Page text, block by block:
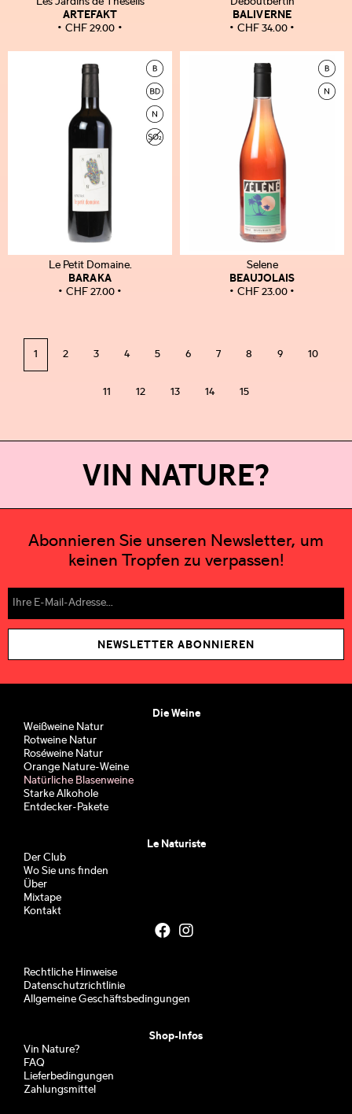
ARTEFAKT
CHF29.00
BALIVERNE
CHF34.00
Le Petit Domaine.
BARAKA
CHF27.00
Selene
BEAUJOLAIS
CHF23.00
1 2 3 4 5 6 7 8 9 10
11 12 13 14 15
VIN NATURE?
Abonnieren Sie unseren Newsletter, um
keinen Tropfen zu verpassen!
NEWSLETTER ABONNIEREN
Die Weine
Weißweine Natur
Rotweine Natur
Roséweine Natur
Orange Nature-Weine
Natürliche Blasenweine
Starke Alkohole
Entdecker-Pakete
Le Naturiste
Der Club
Wo Sie uns finden
Über
Mixtape
Kontakt
Rechtliche Hinweise
Datenschutzrichtlinie
Allgemeine Geschäftsbedingungen
Shop-Infos
Vin Nature?
FAQ
Lieferbedingungen
Zahlungsmittel